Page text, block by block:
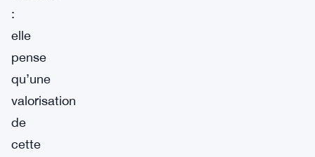
:
elle
pense
qu’une
valorisation
de
cette